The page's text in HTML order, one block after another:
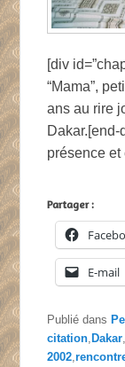
[div
“Mama”,
ans au rire
présence et
Partager :
E-mail
Publié dans
citation ,Dakar
2002 ,